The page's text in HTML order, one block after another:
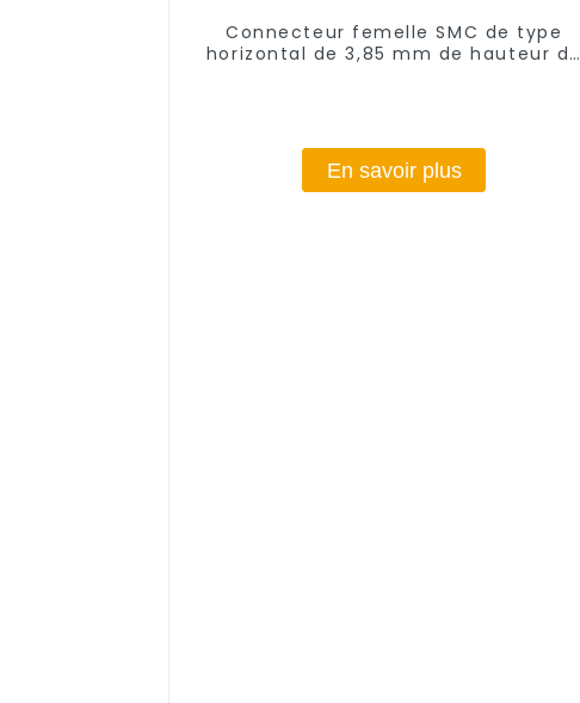
Connecteur femelle SMC de type
horizontal de 3,85 mm de hauteur de
En savoir plus